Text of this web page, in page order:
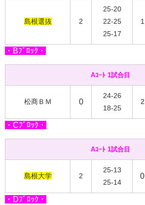
島根選抜 2
25-20
22-25
25-17
1
・Bﾌﾞﾛｯｸ・
Aｺｰﾄ 1試合目
松商ＢＭ 0
24-26
18-25
2
・Cﾌﾞﾛｯｸ・
Aｺｰﾄ 1試合目
島根大学 2
25-13
25-14
0
・Dﾌﾞﾛｯｸ・